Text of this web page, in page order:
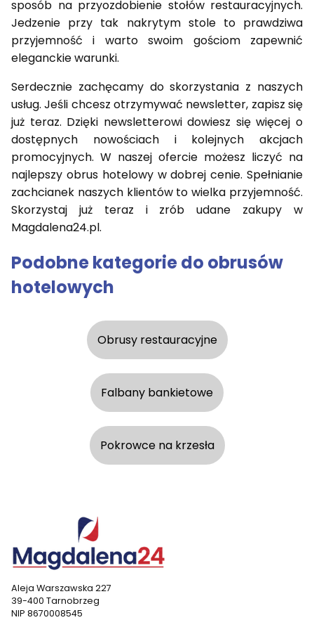
sposób na przyozdobienie stołów restauracyjnych.
Jedzenie przy tak nakrytym stole to prawdziwa
przyjemność i warto swoim gościom zapewnić
eleganckie warunki.
Serdecznie zachęcamy do skorzystania z naszych
usług. Jeśli chcesz otrzymywać newsletter, zapisz się
już teraz. Dzięki newsletterowi dowiesz się więcej o
dostępnych nowościach i kolejnych akcjach
promocyjnych. W naszej ofercie możesz liczyć na
najlepszy obrus hotelowy w dobrej cenie. Spełnianie
zachcianek naszych klientów to wielka przyjemność.
Skorzystaj już teraz i zrób udane zakupy w
Magdalena24.pl.
Podobne kategorie do obrusów
hotelowych
Obrusy restauracyjne
Falbany bankietowe
Pokrowce na krzesła
Aleja Warszawska 227
39-400 Tarnobrzeg
NIP 8670008545